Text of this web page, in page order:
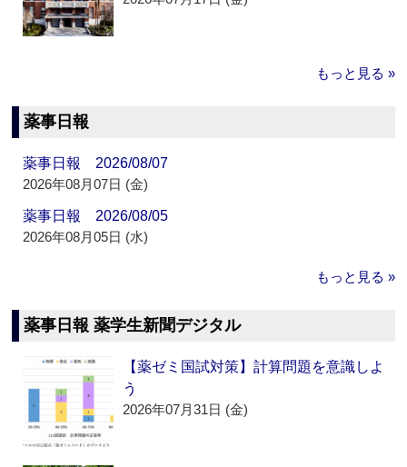
もっと見る »
薬事日報
薬事日報 2026/08/07
2026年08月07日 (金)
薬事日報 2026/08/05
2026年08月05日 (水)
もっと見る »
薬事日報 薬学生新聞デジタル
【薬ゼミ国試対策】計算問題を意識しよ
う
2026年07月31日 (金)